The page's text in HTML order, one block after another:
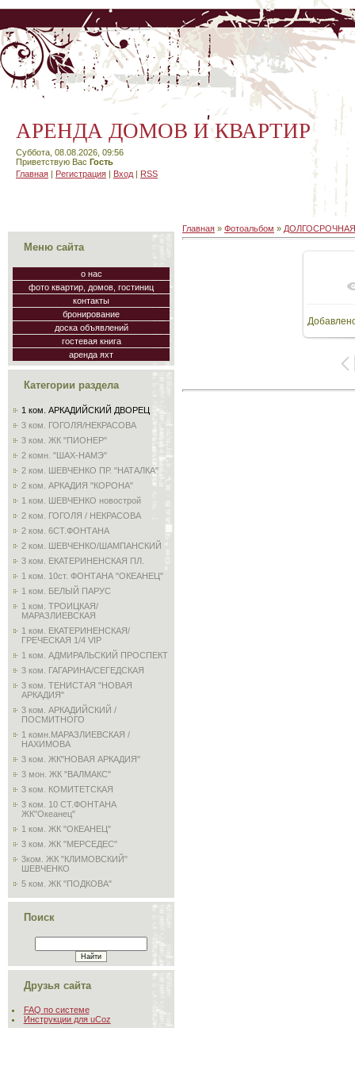
АРЕНДА ДОМОВ И КВАРТИР
Суббота, 08.08.2026, 09:56
Приветствую Вас Гость
Главная | Регистрация | Вход | RSS
Меню сайта
о нас
фото квартир, домов, гостиниц
контакты
бронирование
доска объявлений
гостевая книга
аренда яхт
Категории раздела
1 ком. АРКАДИЙСКИЙ ДВОРЕЦ
3 ком. ГОГОЛЯ/НЕКРАСОВА
3 ком. ЖК "ПИОНЕР"
2 комн. "ШАХ-НАМЭ"
2 ком. ШЕВЧЕНКО ПР. "НАТАЛКА"
2 ком. АРКАДИЯ "КОРОНА"
1 ком. ШЕВЧЕНКО новострой
2 ком. ГОГОЛЯ / НЕКРАСОВА
2 ком. 6СТ.ФОНТАНА
2 ком. ШЕВЧЕНКО/ШАМПАНСКИЙ
3 ком. ЕКАТЕРИНЕНСКАЯ ПЛ.
1 ком. 10ст. ФОНТАНА "ОКЕАНЕЦ"
1 ком. БЕЛЫЙ ПАРУС
1 ком. ТРОИЦКАЯ/
МАРАЗЛИЕВСКАЯ
1 ком. ЕКАТЕРИНЕНСКАЯ/
ГРЕЧЕСКАЯ 1/4 VIP
1 ком. АДМИРАЛЬСКИЙ ПРОСПЕКТ
3 ком. ГАГАРИНА/СЕГЕДСКАЯ
3 ком. ТЕНИСТАЯ "НОВАЯ
АРКАДИЯ"
3 ком. АРКАДИЙСКИЙ /
ПОСМИТНОГО
1 комн.МАРАЗЛИЕВСКАЯ /
НАХИМОВА
3 ком. ЖК"НОВАЯ АРКАДИЯ"
3 мон. ЖК "ВАЛМАКС"
3 ком. КОМИТЕТСКАЯ
3 ком. 10 СТ.ФОНТАНА
ЖК"Океанец"
1 ком. ЖК "ОКЕАНЕЦ"
3 ком. ЖК "МЕРСЕДЕС"
3ком. ЖК "КЛИМОВСКИЙ"
ШЕВЧЕНКО
5 ком. ЖК "ПОДКОВА"
Поиск
Друзья сайта
FAQ по системе
Инструкции для uCoz
Главная » Фотоальбом »